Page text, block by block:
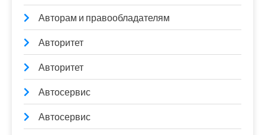
Авторам и правообладателям
Авторитет
Авторитет
Автосервис
Автосервис